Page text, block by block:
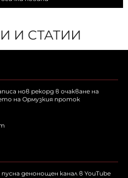
И СТАТИИ
нов рекорд в очакване на
на Ормузкия проток
пусна денонощен канал в YouTube